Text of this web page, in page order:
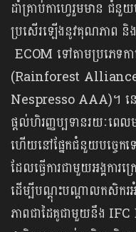
ដាំគ្រាប់កាហ្វេរួមមាន ជំនួ
ប្រសើរឡើងនូវគុណភាព និ
ECOM ទៅតាមប្រភេទក
(Rainforest
Nespresso AAA)។ ន
ផ្តល់ហិរញ្ញប្បទានរយៈពេ
ហើយនៅផ្នែកជំនួយបច្ចេក
ដែលធ្វើការជាមួយអង្គការ
ដើម្បីបណ្តុះបណ្តាលកសិករ
ភាពជាដៃគូជាមួយនឹង